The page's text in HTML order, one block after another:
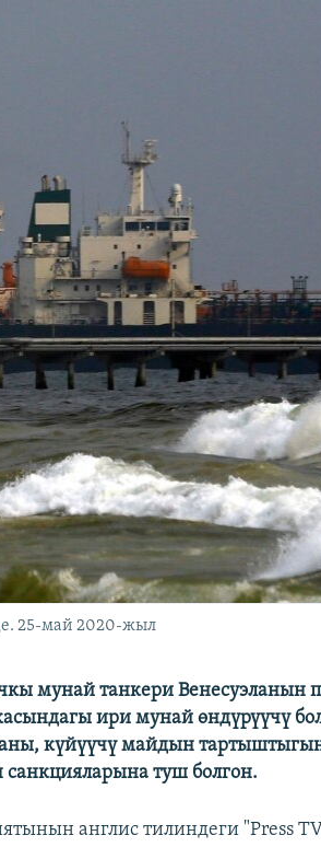
25-май 2020-жыл
мунай танкери Венесуэланын
ири мунай өндүрүүчү
күйүүчү майдын
туш болгон.
англис тилиндеги "Press